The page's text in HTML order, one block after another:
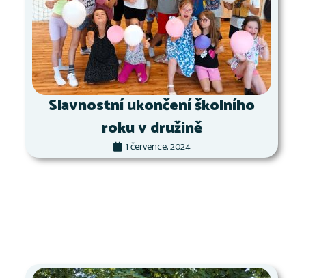
Slavnostní ukončení školního
roku v družině
1 července, 2024